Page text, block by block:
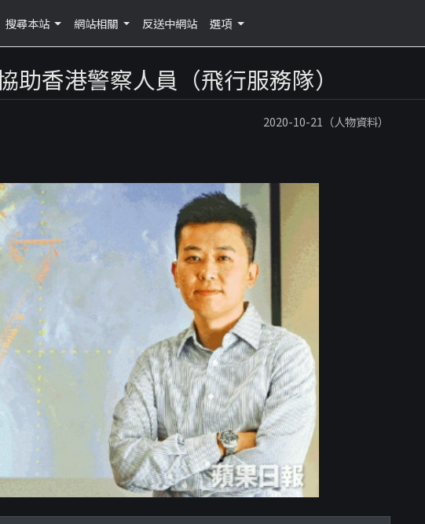
搜尋本站 網站相關 反送中網站 選項
助香港警察人員（飛行服務隊）
2020-10-21（人物資料）